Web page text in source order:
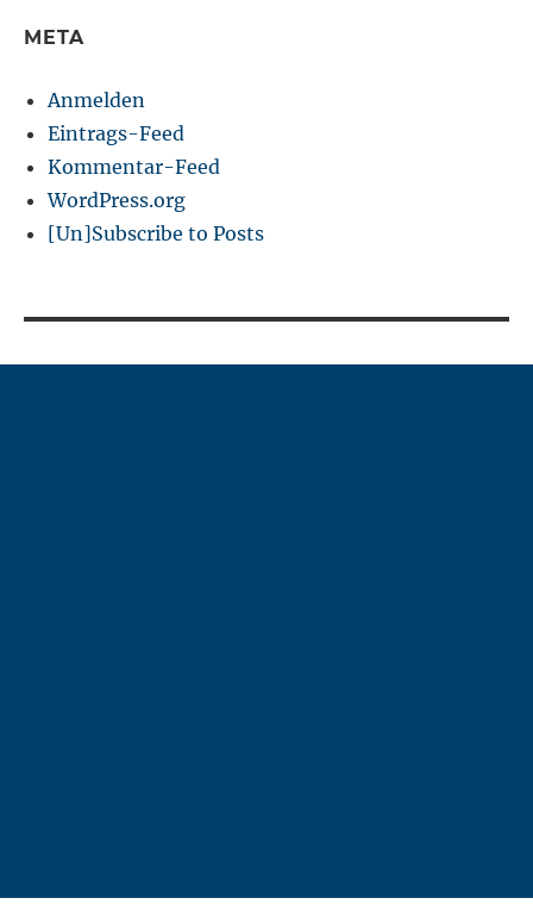
META
Anmelden
Eintrags-Feed
Kommentar-Feed
WordPress.org
[Un]Subscribe to Posts